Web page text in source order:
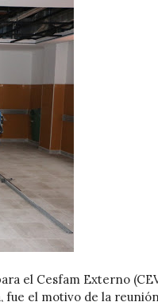
el Cesfam Externo
fue el motivo de la